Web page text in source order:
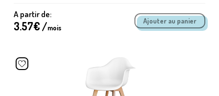
A partir de:
3.57€ /mois